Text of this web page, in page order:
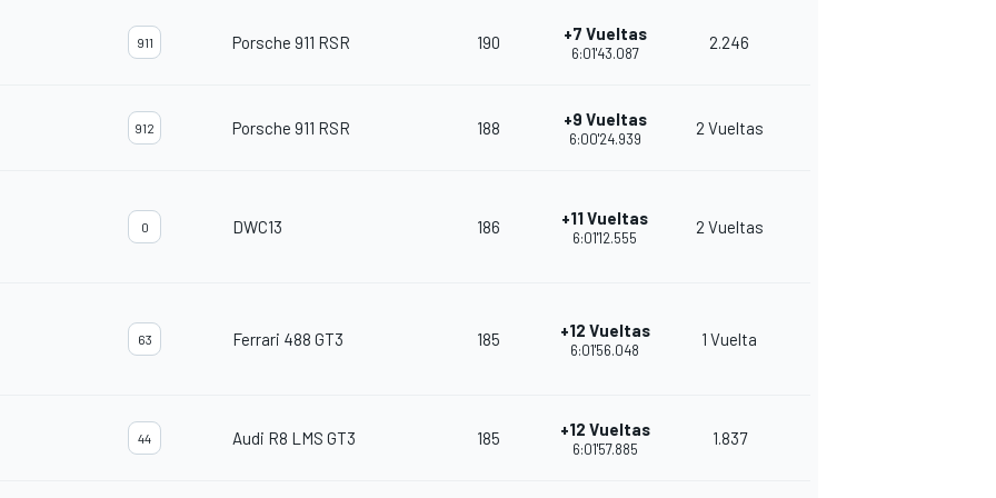
911 Porsche 911 RSR 190 +7 Vueltas
6:01'43.087
2.246
912 Porsche 911 RSR 188 +9 Vueltas
6:00'24.939
2 Vueltas
0 DWC13 186 +11 Vueltas
6:01'12.555
2 Vueltas
63 Ferrari 488 GT3 185 +12 Vueltas
6:01'56.048
1 Vuelta
44 Audi R8 LMS GT3 185 +12 Vueltas
6:01'57.885
1.837